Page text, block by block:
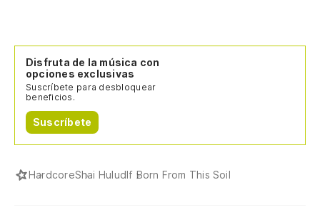
Disfruta de la música con
opciones exclusivas
Suscríbete para desbloquear
beneficios.
Suscríbete
HardcoreShai HuludIf Born From This Soil